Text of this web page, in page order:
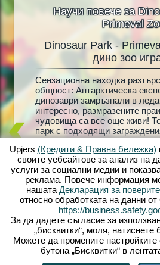
Научи повече за
Primeval
-
да
за
с
Dinosaur Park -
дино зоо
Сензационна находка
общност: Антарктическа
динозаври замръзнали в
интересно, размразените
чудовища са все още живи!
парк с подходящи
Изследователят д -р Уолтър
помогне - той винаги е
замразените динозаври
събудени отново към живот.
разбере какво се е случило
съпруга? Влезте в диво
приключение с Dinosaur Park
Upjers (Кредити & Правна бележка)
своите уебсайтове за анализ на
услуги за социални медии и
реклама. Повече информация
нашата Декларация за
относно обработката на данни
https://
За да дадете съгласие за
„бисквитки“, моля, натиснете
Можете да промените настройките
бутона „Бисквитки“ в